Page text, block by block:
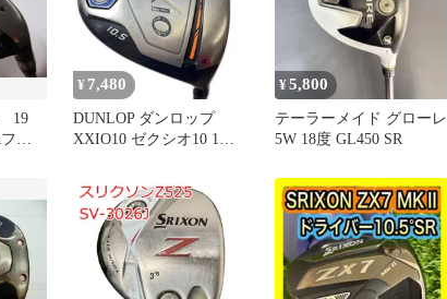
19
レ
短即
¥ 7,480
DUNLOP ダンロップ
XXIO10 ゼクシオ10 1W
チ SPEEDER NX SR リシ
ャフト インチカット
¥5,800
テーラーメイド グローレ
5W 18度 GL450 SR